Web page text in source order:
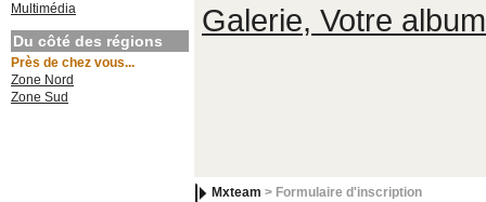
Multimédia
Du côté des régions
Près de chez vous...
Zone Nord
Zone Sud
Galerie, Votre
Mxteam > Formulaire d'inscription